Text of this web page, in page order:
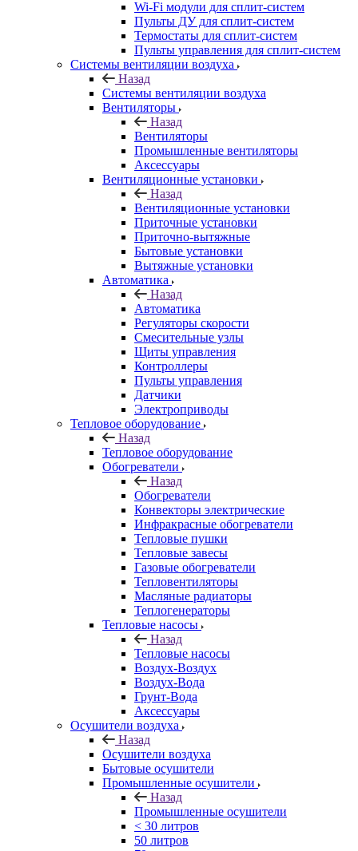
Wi-Fi модули для сплит-систем
Пульты ДУ для сплит-систем
Термостаты для сплит-систем
Пульты управления для сплит-систем
Системы вентиляции воздуха
Назад
Системы вентиляции воздуха
Вентиляторы
Назад
Вентиляторы
Промышленные вентиляторы
Аксессуары
Вентиляционные установки
Назад
Вентиляционные установки
Приточные установки
Приточно-вытяжные
Бытовые установки
Вытяжные установки
Автоматика
Назад
Автоматика
Регуляторы скорости
Смесительные узлы
Щиты управления
Контроллеры
Пульты управления
Датчики
Электроприводы
Тепловое оборудование
Назад
Тепловое оборудование
Обогреватели
Назад
Обогреватели
Конвекторы электрические
Инфракрасные обогреватели
Тепловые пушки
Тепловые завесы
Газовые обогреватели
Тепловентиляторы
Масляные радиаторы
Теплогенераторы
Тепловые насосы
Назад
Тепловые насосы
Воздух-Воздух
Воздух-Вода
Грунт-Вода
Аксессуары
Осушители воздуха
Назад
Осушители воздуха
Бытовые осушители
Промышленные осушители
Назад
Промышленные осушители
< 30 литров
50 литров